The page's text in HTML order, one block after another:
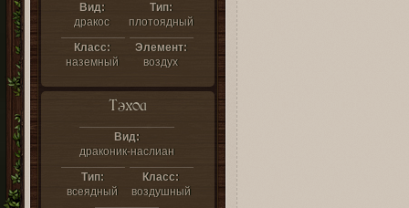
Вид:
дракос
Тип:
плотоядный
Класс:
наземный
Элемент:
воздух
Тэхоа
Вид:
драконик-наслиан
Тип:
всеядный
Класс:
воздушный